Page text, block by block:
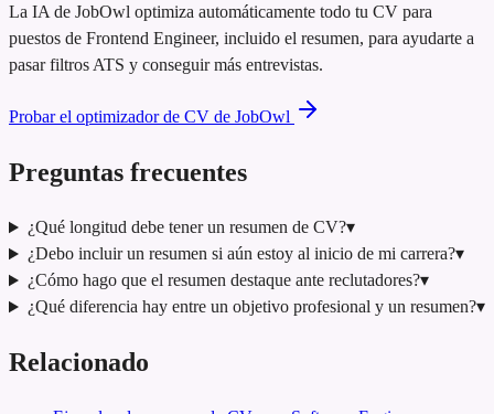
La IA de JobOwl optimiza automáticamente todo tu CV para
puestos de Frontend Engineer, incluido el resumen, para ayudarte a
pasar filtros ATS y conseguir más entrevistas.
Probar el optimizador de CV de JobOwl
Preguntas frecuentes
¿Qué longitud debe tener un resumen de CV?▾
¿Debo incluir un resumen si aún estoy al inicio de mi carrera?▾
¿Cómo hago que el resumen destaque ante reclutadores?▾
¿Qué diferencia hay entre un objetivo profesional y un resumen?▾
Relacionado